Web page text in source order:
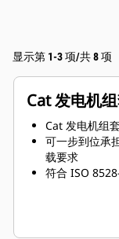
显示第 1-3 项/共 8 项
Cat 发电机
Cat 发电机组
可一步到位承
载要求
符合 ISO